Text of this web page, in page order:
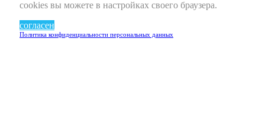
cookies вы можете в настройках своего браузера.
согласен
Политика конфиденциальности персональных данных